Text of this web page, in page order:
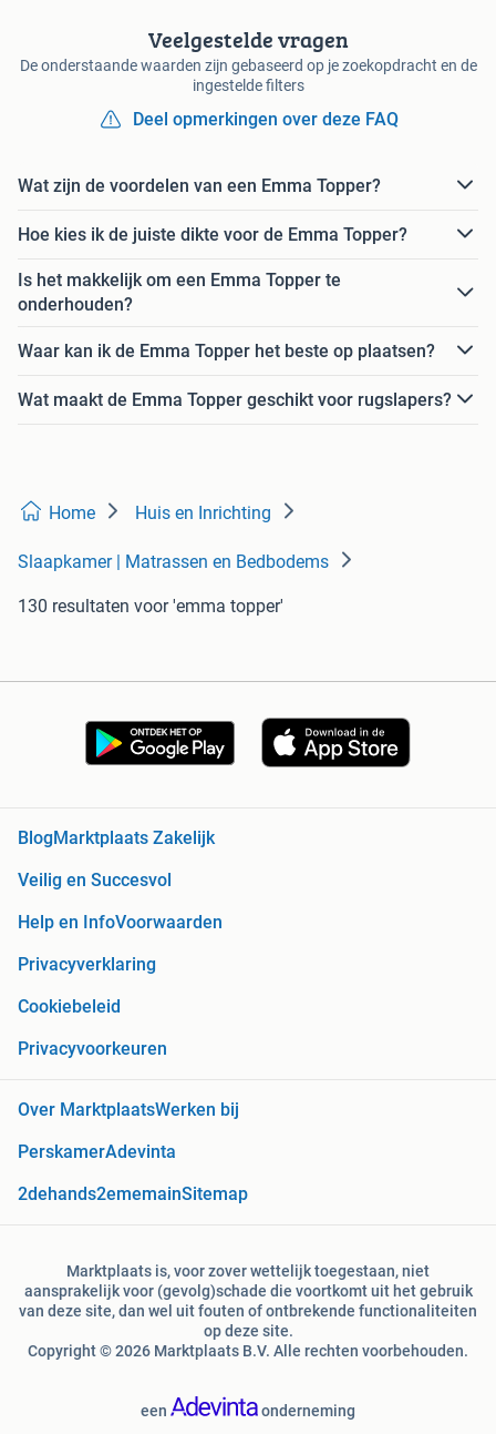
Veelgestelde vragen
De onderstaande waarden zijn gebaseerd op je zoekopdracht en de
ingestelde filters
Deel opmerkingen over deze FAQ
Wat zijn de voordelen van een Emma Topper?
Hoe kies ik de juiste dikte voor de Emma Topper?
Is het makkelijk om een Emma Topper te
onderhouden?
Waar kan ik de Emma Topper het beste op plaatsen?
Wat maakt de Emma Topper geschikt voor rugslapers?
Home Huis en Inrichting
Slaapkamer | Matrassen en Bedbodems
130 resultaten voor 'emma topper'
BlogMarktplaats Zakelijk
Veilig en Succesvol
Help en InfoVoorwaarden
Privacyverklaring
Cookiebeleid
Privacyvoorkeuren
Over MarktplaatsWerken bij
PerskamerAdevinta
2dehands2ememainSitemap
Marktplaats is, voor zover wettelijk toegestaan, niet
aansprakelijk voor (gevolg)schade die voortkomt uit het gebruik
van deze site, dan wel uit fouten of ontbrekende functionaliteiten
op deze site.
Copyright © 2026 Marktplaats B.V. Alle rechten voorbehouden.
een onderneming